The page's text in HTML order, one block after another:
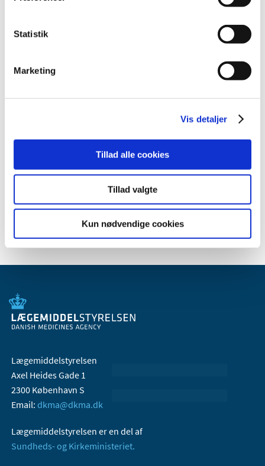
Statistik
Marketing
Vis detaljer
Tillad alle cookies
Tillad valgte
Kun nødvendige cookies
juli (5)
maj (1)
marts (3)
januar (6)
2007 (3)
2005 (2)
Lægemiddelstyrelsen
Axel Heides Gade 1
2300 København S
Email: dkma@dkma.dk
Lægemiddelstyrelsen er en del af
Sundheds- og Kirkeministeriet.